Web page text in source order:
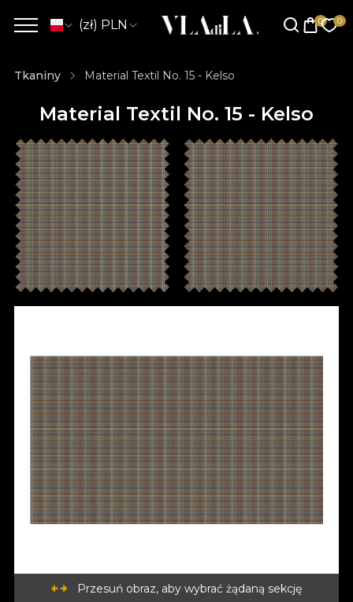
(zł) PLN
Tkaniny Material Textil No. 15 - Kelso
Material Textil No. 15 - Kelso
Przesuń obraz, aby wybrać żądaną sekcję